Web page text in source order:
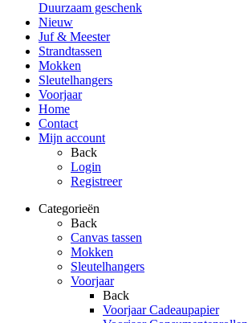
Duurzaam geschenk
Nieuw
Juf & Meester
Strandtassen
Mokken
Sleutelhangers
Voorjaar
Home
Contact
Mijn account
Back
Login
Registreer
Categorieën
Back
Canvas tassen
Mokken
Sleutelhangers
Voorjaar
Back
Voorjaar Cadeaupapier